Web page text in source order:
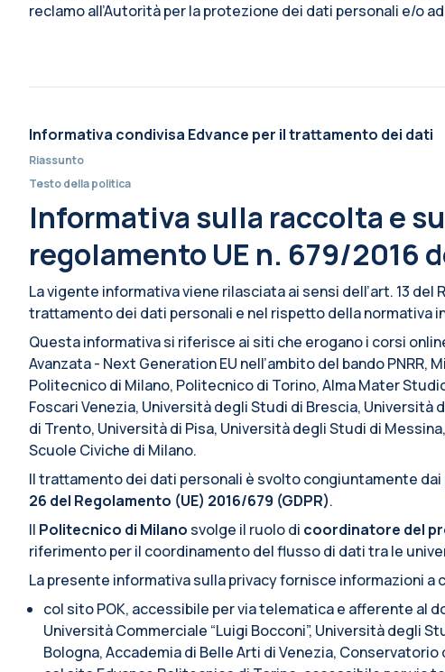
reclamo all’Autorità per la protezione dei dati personali e/o
Informativa condivisa Edvance per il trattamento dei dati
Riassunto
Testo della politica
Informativa sulla raccolta e
regolamento UE n. 679/2016
La vigente informativa viene rilasciata ai sensi dell’art. 13
trattamento dei dati personali e nel rispetto della normativa
Questa informativa si riferisce ai siti che erogano i corsi
Avanzata - Next Generation EU nell’ambito del bando
Politecnico di Milano, Politecnico di Torino, Alma Mater
Foscari Venezia, Università degli Studi di Brescia,
di Trento, Università di Pisa, Università degli Studi di
Scuole Civiche di Milano.
Il trattamento dei dati personali è svolto congiuntamente
26 del Regolamento (UE) 2016/679 (GDPR).
Il Politecnico di Milano svolge il ruolo di coordinatore del
riferimento per il coordinamento del flusso di dati tra le
La presente informativa sulla privacy fornisce informazioni a
col sito POK, accessibile per via telematica e afferente al
Università Commerciale “Luigi Bocconi”, Università degli
Bologna, Accademia di Belle Arti di Venezia,